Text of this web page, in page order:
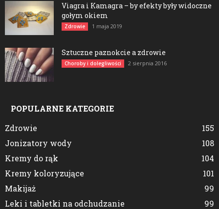
Viagra i Kamagra – by efekty były widoczne
gołym okiem
Zdrowie 1 maja 2019
Sztuczne paznokcie a zdrowie
Choroby i dolegliwości 2 sierpnia 2016
POPULARNE KATEGORIE
Zdrowie
155
Jonizatory wody
108
Kremy do rąk
104
Kremy koloryzujące
101
Makijaż
99
Leki i tabletki na odchudzanie
99